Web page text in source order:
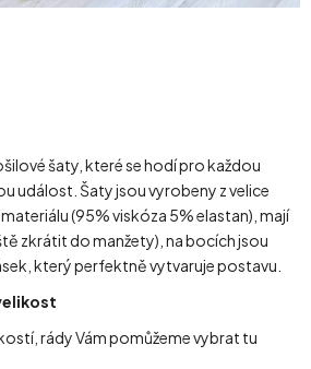
šaty, které se hodí pro každou
událost. Šaty jsou vyrobeny z velice
(95% viskóza 5% elastan), mají
zkrátit do manžety), na bocích jsou
který perfektně vytvaruje postavu.
rády Vám pomůžeme vybrat tu